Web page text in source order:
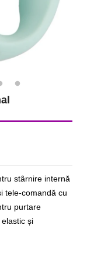
stârnire internă
tele-comandă cu
purtare
și